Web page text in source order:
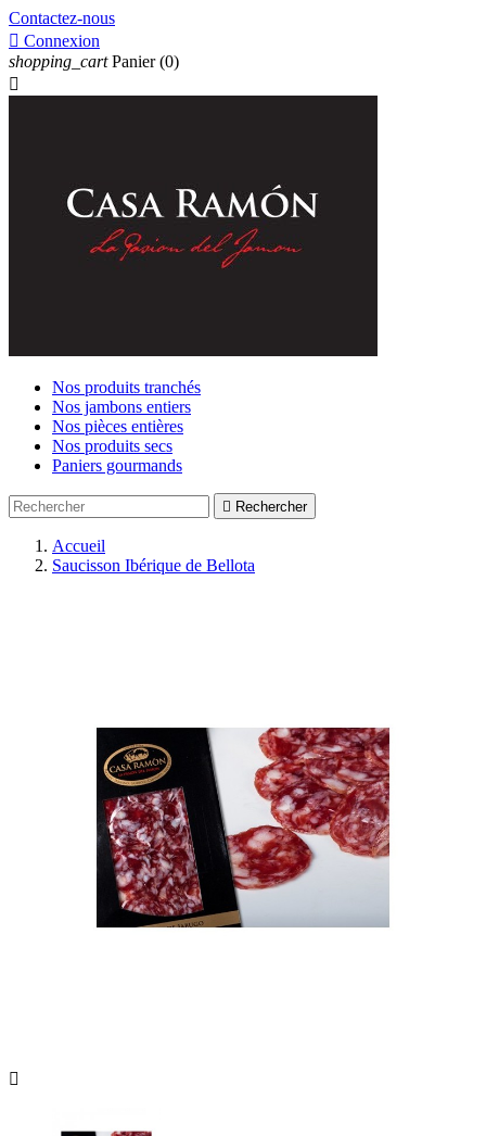
Contactez-nous
 Connexion
shopping_cart Panier (0)

Nos produits tranchés
Nos jambons entiers
Nos pièces entières
Nos produits secs
Paniers gourmands
 Rechercher
Accueil
Saucisson Ibérique de Bellota
